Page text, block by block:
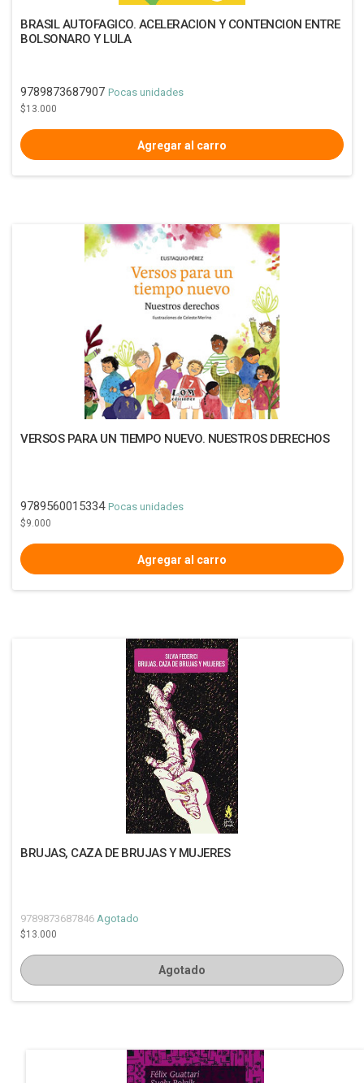
BRASIL AUTOFAGICO. ACELERACION Y CONTENCION ENTRE
BOLSONARO Y LULA
9789873687907 Pocas unidades
$13.000
VERSOS PARA UN TIEMPO NUEVO. NUESTROS DERECHOS
9789560015334 Pocas unidades
$9.000
BRUJAS, CAZA DE BRUJAS Y MUJERES
9789873687846 Agotado
$13.000
Agotado